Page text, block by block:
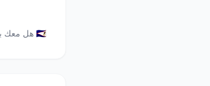
🇸🇦 هل معك بطاقتك الإلكترونية؟